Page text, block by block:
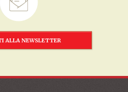
ALLA NEWSLETTER